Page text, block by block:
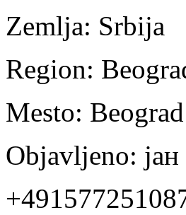
Zemlja: Srbija
Region:
Mesto:
Objavljeno: